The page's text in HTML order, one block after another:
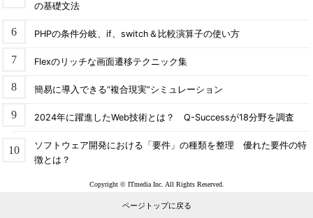
の基礎文法
PHPの条件分岐、if、switch＆比較演算子の使い方
Flexのリッチな画面遷移テクニック集
簡易に導入できる“複合現実”シミュレーション
2024年に躍進したWeb技術とは？ Q-Successが18分野を調査
ソフトウェア開発における「要件」の種類を整理 優れた要件の特
徴とは？
Copyright © ITmedia Inc. All Rights Reserved.
ページトップに戻る